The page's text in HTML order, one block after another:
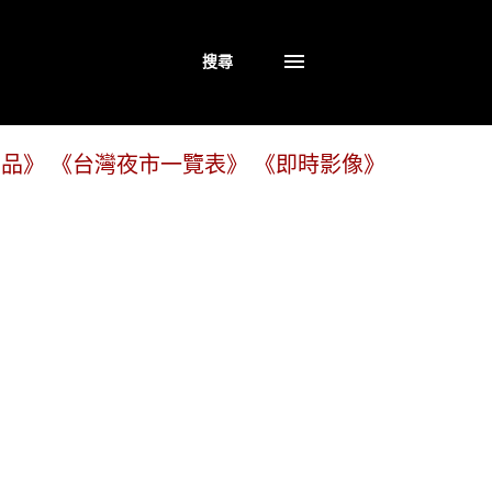
搜尋
》 《台灣夜市一覽表》 《即時影像》